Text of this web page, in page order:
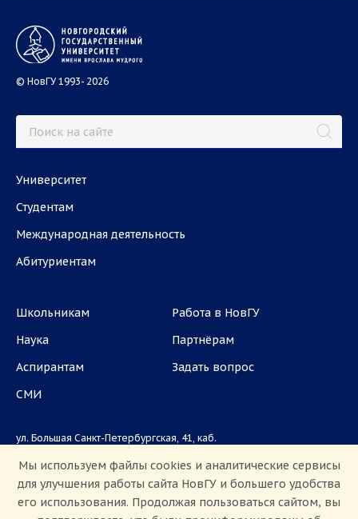
© НовГУ 1993- 2026
Университет
Студентам
Международная деятельность
Абитуриентам
Школьникам
Наука
Аспирантам
СМИ
Работа в НовГУ
Партнёрам
Задать вопрос
ул. Большая Санкт-Петербургская, 41, каб.
Приемная комиссия: +7(8162)33-20-44
Мы используем файлы cookies и аналитические сервисы
для улучшения работы сайта НовГУ и большего удобства
его использования. Продолжая пользоваться сайтом, вы